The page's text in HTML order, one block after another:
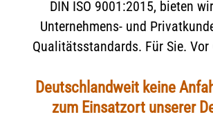
DIN ISO 9001:2015, bieten
Unternehmens- und
Qualitätsstandards. Für Sie. Vor
Deutschlandweit keine
zum Einsatzort unserer